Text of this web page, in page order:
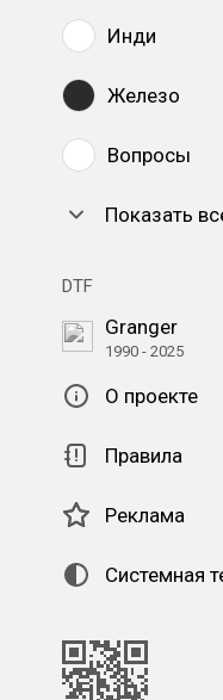
Инди
Железо
Вопросы
Показать
DTF
Granger
1990 - 2025
О проекте
Правила
Реклама
Системная